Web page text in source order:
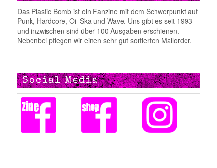
Das Plastic Bomb ist ein Fanzine mit dem Schwerpunkt auf
Punk, Hardcore, Oi, Ska und Wave. Uns gibt es seit 1993
und inzwischen sind über 100 Ausgaben erschienen.
Nebenbei pflegen wir einen sehr gut sortierten Mailorder.
Social Media